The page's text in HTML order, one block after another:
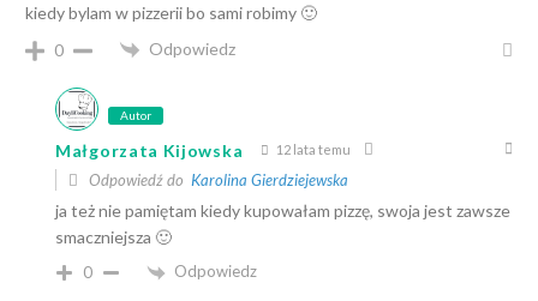
kiedy bylam w pizzerii bo sami robimy 🙂
0
Odpowiedz
Autor
Małgorzata Kijowska 12 lata temu
Odpowiedź do Karolina Gierdziejewska
ja też nie pamiętam kiedy kupowałam pizzę, swoja jest zawsze
smaczniejsza 🙂
0 Odpowiedz